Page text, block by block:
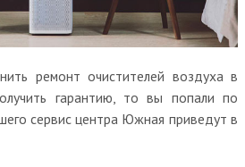
ремонт очистителей воздуха в
гарантию, то вы попали по
сервис центра Южная приведут в